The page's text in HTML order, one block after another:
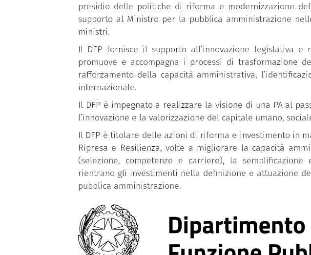
presidio delle politiche di riforma e modernizzazione
supporto al Ministro per la pubblica amministrazione
ministri.
Il DFP fornisce il supporto all’innovazione legislativa
promuove e accompagna i processi di trasformazione
rafforzamento della capacità amministrativa,
internazionale.
Il DFP è impegnato a realizzare la visione di una PA al
l’innovazione e la valorizzazione del capitale umano,
Il DFP è titolare delle azioni di riforma e investimento in
Ripresa e Resilienza, volte a migliorare la capacità
(selezione, competenze e carriere), la
rientrano gli investimenti nella definizione e attuazione
pubblica amministrazione.